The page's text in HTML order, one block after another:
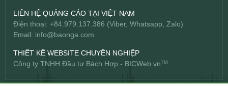
LIÊN HỆ QUẢNG CÁO TẠI VIỆT NAM
Điện thoại: +84.979.137.386 (Viber, Whatsapp, Zalo)
Email: info@baonga.com
THIẾT KẾ WEBSITE CHUYÊN NGHIỆP
Công ty TNHH Đầu tư Bách Hợp - BICWeb.vnTM